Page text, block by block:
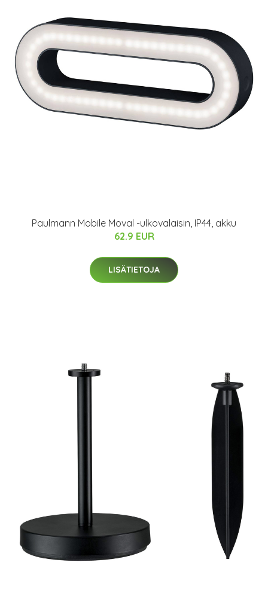
Paulmann Mobile Moval -ulkovalaisin, IP44, akku
62.9 EUR
LISÄTIETOJA